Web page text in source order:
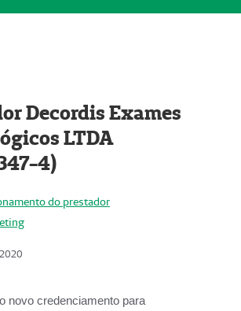
Decordis Exames
LTDA
4)
do prestador
novo credenciamento para